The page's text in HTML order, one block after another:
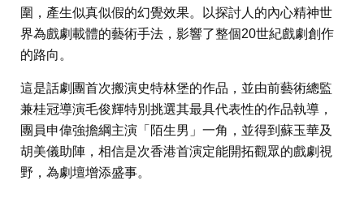
圍，產生似真似假的幻覺效果。以探討人的內心精神世
界為戲劇載體的藝術手法，影響了整個20世紀戲劇創作
的路向。
這是話劇團首次搬演史特林堡的作品，並由前藝術總監
兼桂冠導演毛俊輝特別挑選其最具代表性的作品執導，
團員申偉強擔綱主演「陌生男」一角，並得到蘇玉華及
胡美儀助陣，相信是次香港首演定能開拓觀眾的戲劇視
野，為劇壇增添盛事。